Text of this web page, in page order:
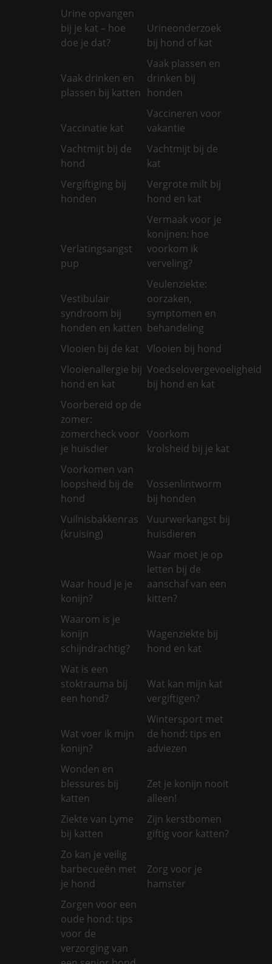
Urine opvangen
bij je kat – hoe
doe je dat?
Urineonderzoek
bij hond of kat
Vaak drinken en
plassen bij katten
Vaak plassen en
drinken bij
honden
Vaccinatie kat
Vaccineren voor
vakantie
Vachtmijt bij de
hond
Vachtmijt bij de
kat
Vergiftiging bij
honden
Vergrote milt bij
hond en kat
Verlatingsangst
pup
Vermaak voor je
konijnen: hoe
voorkom ik
verveling?
Vestibulair
syndroom bij
honden en katten
Veulenziekte:
oorzaken,
symptomen en
behandeling
Vlooien bij de kat
Vlooien bij hond
Vlooienallergie bij
hond en kat
Voedselovergevoeligheid
bij hond en kat
Voorbereid op de
zomer:
zomercheck voor
je huisdier
Voorkom
krolsheid bij je kat
Voorkomen van
loopsheid bij de
hond
Vossenlintworm
bij honden
Vuilnisbakkenras
(kruising)
Vuurwerkangst bij
huisdieren
Waar houd je je
konijn?
Waar moet je op
letten bij de
aanschaf van een
kitten?
Waarom is je
konijn
schijndrachtig?
Wagenziekte bij
hond en kat
Wat is een
stoktrauma bij
een hond?
Wat kan mijn kat
vergiftigen?
Wat voer ik mijn
konijn?
Wintersport met
de hond: tips en
adviezen
Wonden en
blessures bij
katten
Zet je konijn nooit
alleen!
Ziekte van Lyme
bij katten
Zijn kerstbomen
giftig voor katten?
Zo kan je veilig
barbecueën met
je hond
Zorg voor je
hamster
Zorgen voor een
oude hond: tips
voor de
verzorging van